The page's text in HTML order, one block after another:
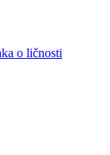
o ličnosti